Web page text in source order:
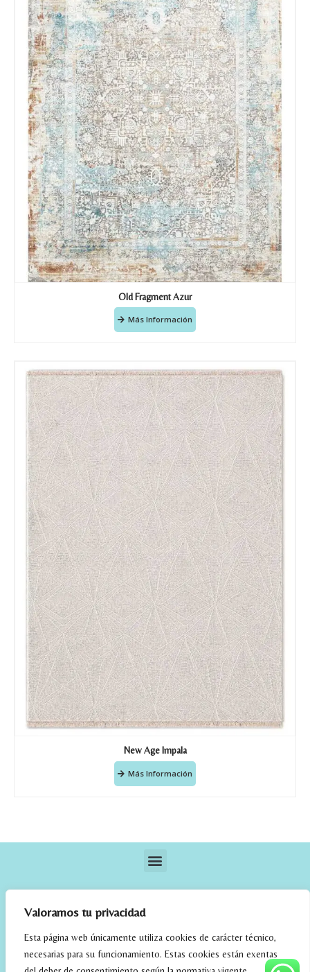
Valoramos tu privacidad
Esta página web únicamente utiliza cookies de carácter técnico,
necesarias para su funcionamiento. Estas cookies están exentas
Old Fragment Azur
Más Información
New Age Impala
Más Información
elrincondefehmi.com © 2023. Designed By W Media